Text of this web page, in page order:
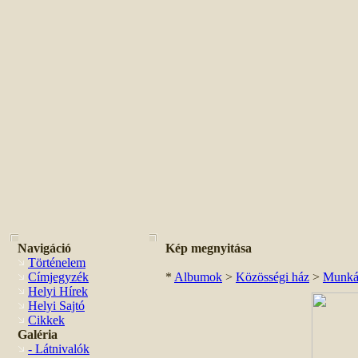
Navigáció
Történelem
Címjegyzék
Helyi Hírek
Helyi Sajtó
Cikkek
Galéria
- Látnivalók
Kép megnyitása
* Albumok > Közösségi ház >